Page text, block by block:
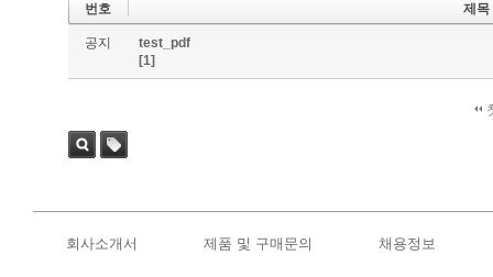
번호 제목
공지
test_pdf
[1]
회사소개서 제품 및 구매문의 채용정보